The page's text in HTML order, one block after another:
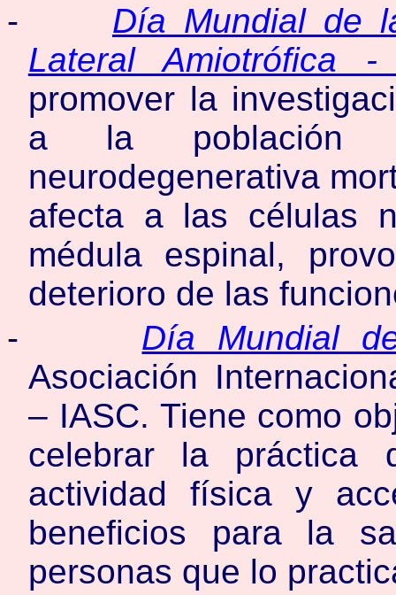
-
Día Mundial de
Lateral Amiotrófica -
promover la
a la población
neurodegenerativa
afecta a las células
médula espinal,
deterioro de las
-
Día Mundial
Asociación
– IASC. Tiene como
celebrar la práctica
actividad física y
beneficios para la
personas que lo